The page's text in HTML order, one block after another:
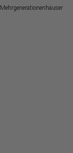
Mehrgenerationenhäuser